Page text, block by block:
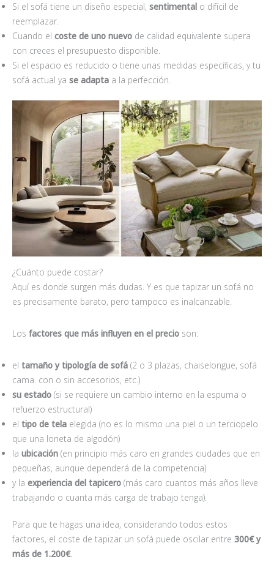
Si el sofá tiene un diseño especial, sentimental o difícil de
reemplazar.
Cuando el coste de uno nuevo de calidad equivalente supera
con creces el presupuesto disponible.
Si el espacio es reducido o tiene unas medidas específicas, y tu
sofá actual ya se adapta a la perfección.
¿Cuánto puede costar?
Aquí es donde surgen más dudas. Y es que tapizar un sofá no
es precisamente barato, pero tampoco es inalcanzable.
Los factores que más influyen en el precio son:
el tamaño y tipología de sofá (2 o 3 plazas, chaiselongue, sofá
cama. con o sin accesorios, etc.)
su estado (si se requiere un cambio interno en la espuma o
refuerzo estructural)
el tipo de tela elegida (no es lo mismo una piel o un terciopelo
que una loneta de algodón)
la ubicación (en principio más caro en grandes ciudades que en
pequeñas, aunque dependerá de la competencia)
y la experiencia del tapicero (más caro cuantos más años lleve
trabajando o cuanta más carga de trabajo tenga).
Para que te hagas una idea, considerando todos estos
factores, el coste de tapizar un sofá puede oscilar entre 300€ y
más de 1.200€.